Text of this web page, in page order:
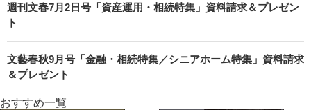
週刊文春7月2日号「資産運用・相続特集」資料請求＆プレゼン
ト
文藝春秋9月号「金融・相続特集／シニアホーム特集」資料請求
＆プレゼント
おすすめ一覧